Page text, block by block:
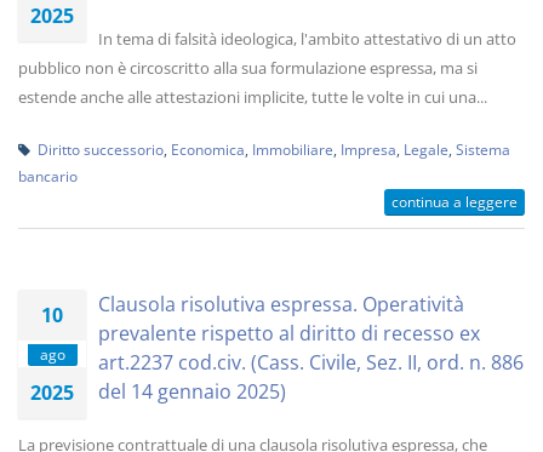
2025
In tema di falsità ideologica, l'ambito attestativo di un atto
pubblico non è circoscritto alla sua formulazione espressa, ma si
estende anche alle attestazioni implicite, tutte le volte in cui una...
Diritto successorio Economica Immobiliare Impresa Legale Sistema
bancario
continua a leggere
10
ago
2025
Clausola risolutiva espressa. Operatività
prevalente rispetto al diritto di recesso ex
art.2237 cod.civ. (Cass. Civile, Sez. II, ord. n. 886
del 14 gennaio 2025)
La previsione contrattuale di una clausola risolutiva espressa, che